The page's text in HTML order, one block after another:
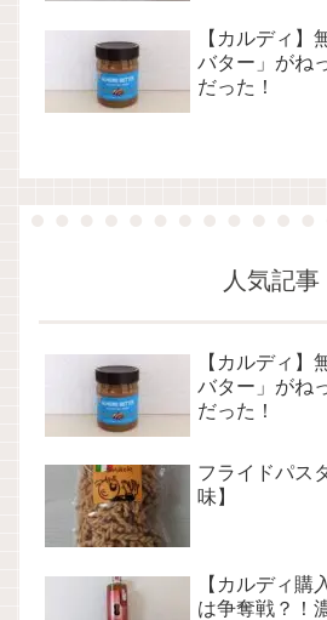
【カルディ】
バター」がね
だった！
人気記事
【カルディ】
バター」がね
だった！
フライドパス
味】
【カルディ購
は争奪戦？！